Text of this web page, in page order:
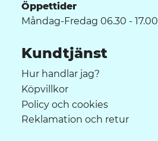
Öppettider
Måndag-Fredag 06.30 - 17.00
Kundtjänst
Hur handlar jag?
Köpvillkor
Policy och cookies
Reklamation och retur